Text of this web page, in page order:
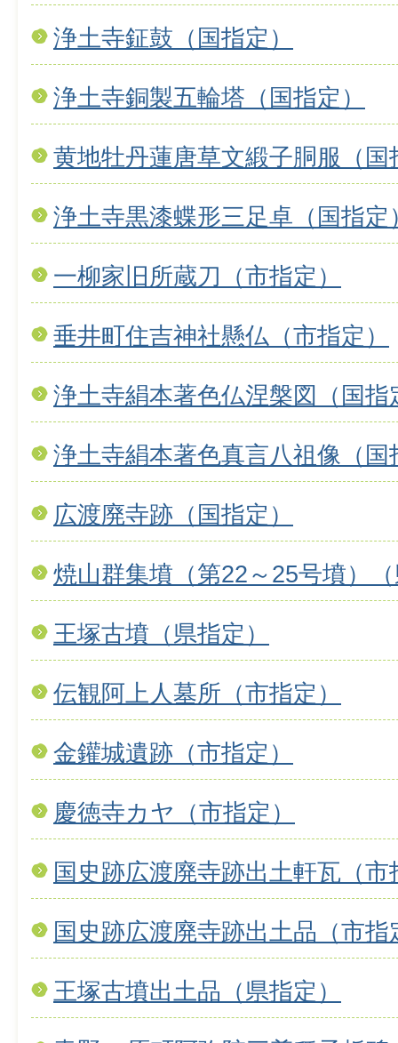
浄土寺鉦鼓（国指定）
浄土寺銅製五輪塔（国指定）
黄地牡丹蓮唐草文緞子胴服（国
浄土寺黒漆蝶形三足卓（国指定
一柳家旧所蔵刀（市指定）
垂井町住吉神社懸仏（市指定）
浄土寺絹本著色仏涅槃図（国指
浄土寺絹本著色真言八祖像（国
広渡廃寺跡（国指定）
焼山群集墳（第22～25号墳）
王塚古墳（県指定）
伝観阿上人墓所（市指定）
金鑵城遺跡（市指定）
慶徳寺カヤ（市指定）
国史跡広渡廃寺跡出土軒瓦（市
国史跡広渡廃寺跡出土品（市指
王塚古墳出土品（県指定）